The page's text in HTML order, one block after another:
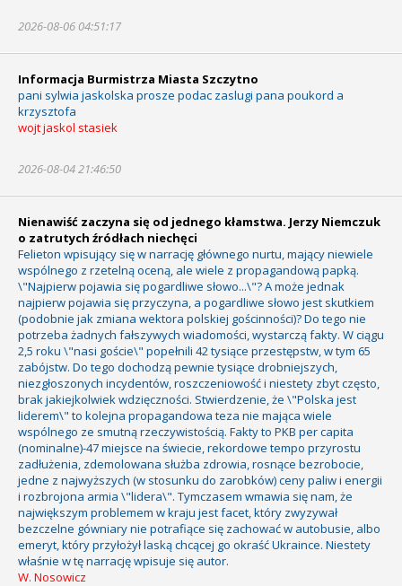
2026-08-06 04:51:17
Informacja Burmistrza Miasta Szczytno
pani sylwia jaskolska prosze podac zaslugi pana poukord a
krzysztofa
wojt jaskol stasiek
2026-08-04 21:46:50
Nienawiść zaczyna się od jednego kłamstwa. Jerzy Niemczuk
o zatrutych źródłach niechęci
Felieton wpisujący się w narrację głównego nurtu, mający niewiele
wspólnego z rzetelną oceną, ale wiele z propagandową papką.
\"Najpierw pojawia się pogardliwe słowo...\"? A może jednak
najpierw pojawia się przyczyna, a pogardliwe słowo jest skutkiem
(podobnie jak zmiana wektora polskiej gościnności)? Do tego nie
potrzeba żadnych fałszywych wiadomości, wystarczą fakty. W ciągu
2,5 roku \"nasi goście\" popełnili 42 tysiące przestępstw, w tym 65
zabójstw. Do tego dochodzą pewnie tysiące drobniejszych,
niezgłoszonych incydentów, roszczeniowość i niestety zbyt często,
brak jakiejkolwiek wdzięczności. Stwierdzenie, że \"Polska jest
liderem\" to kolejna propagandowa teza nie mająca wiele
wspólnego ze smutną rzeczywistością. Fakty to PKB per capita
(nominalne)-47 miejsce na świecie, rekordowe tempo przyrostu
zadłużenia, zdemolowana służba zdrowia, rosnące bezrobocie,
jedne z najwyższych (w stosunku do zarobków) ceny paliw i energii
i rozbrojona armia \"lidera\". Tymczasem wmawia się nam, że
największym problemem w kraju jest facet, który zwyzywał
bezczelne gówniary nie potrafiące się zachować w autobusie, albo
emeryt, który przyłożył laską chcącej go okraść Ukraince. Niestety
właśnie w tę narrację wpisuje się autor.
W. Nosowicz